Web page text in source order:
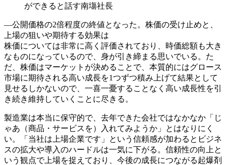
ができると話す南塲社長
―公開価格の2倍程度の終値となった。株価の受け止めと、
上場の狙いや期待する効果は
株価については非常に高く評価されており、時価総額も大き
なものになっているので、身が引き締まる思いでいる。た
だ、株価はマーケットが決めることで、本質的にはグロース
市場に期待される高い成長を1つずつ積み上げて結果として
見せるしかないので、一喜一憂することなく高い成長性を引
き続き維持していくことに尽きる。
製造業は本当に保守的で、去年できた会社ではなかなか「じ
ゃあ（商品・サービスを）入れてみようか」とはなりにく
い。「当社は上場企業です」という信頼感が加わるとビジネ
スの拡大や導入のハードルは一気に下がる。信頼性の向上と
いう観点で上場を捉えており、今後の成長につながる起爆剤